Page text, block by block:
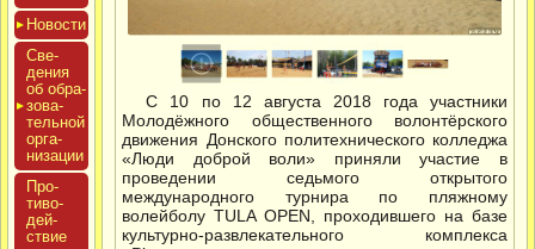
Новос­ти
Све­
дения
об об­ра­
зова­
тель­ной
ор­га­
низа­ции
Про­
тиво­
дей­
ствие
С 10 по 12 августа 2018 года участники
Молодёжного общественного волонтёрского
движения Донского политехнического колледжа
«Люди доброй воли» приняли участие в
проведении седьмого открытого
международного турнира по пляжному
волейболу TULA OPEN, проходившего на базе
культурно-развлекательного комплекса